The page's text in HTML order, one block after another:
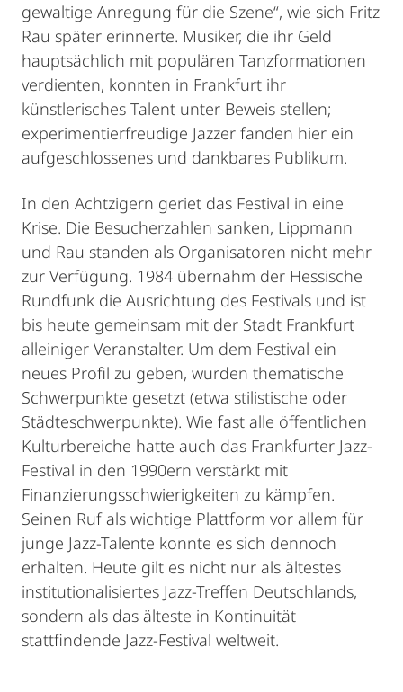
gewaltige Anregung für die Szene“, wie sich Fritz
Rau später erinnerte. Musiker, die ihr Geld
hauptsächlich mit populären Tanzformationen
verdienten, konnten in Frankfurt ihr
künstlerisches Talent unter Beweis stellen;
experimentierfreudige Jazzer fanden hier ein
aufgeschlossenes und dankbares Publikum.
In den Achtzigern geriet das Festival in eine
Krise. Die Besucherzahlen sanken, Lippmann
und Rau standen als Organisatoren nicht mehr
zur Verfügung. 1984 übernahm der Hessische
Rundfunk die Ausrichtung des Festivals und ist
bis heute gemeinsam mit der Stadt Frankfurt
alleiniger Veranstalter. Um dem Festival ein
neues Profil zu geben, wurden thematische
Schwerpunkte gesetzt (etwa stilistische oder
Städteschwerpunkte). Wie fast alle öffentlichen
Kulturbereiche hatte auch das Frankfurter Jazz-
Festival in den 1990ern verstärkt mit
Finanzierungsschwierigkeiten zu kämpfen.
Seinen Ruf als wichtige Plattform vor allem für
junge Jazz-Talente konnte es sich dennoch
erhalten. Heute gilt es nicht nur als ältestes
institutionalisiertes Jazz-Treffen Deutschlands,
sondern als das älteste in Kontinuität
stattfindende Jazz-Festival weltweit.